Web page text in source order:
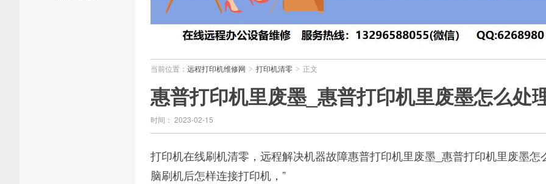
当前位置： 远程打印机维修网 > 打印机清零 > 正文
惠普打印机里废墨_惠普打印机里废墨怎么处
时间： 2023-02-15
打印机在线刷机清零，远程解决机器故障惠普打印机里废墨_惠普打印机里废墨怎
脑刷机后怎样连接打印机，”